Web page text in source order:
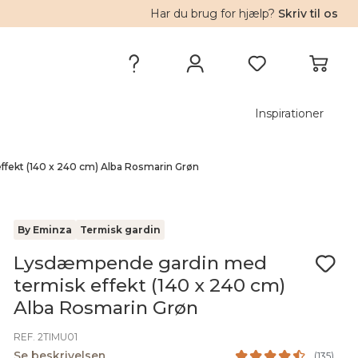
Har du brug for hjælp? Skriv til os
Inspirationer
(140 x 240 cm) Alba Rosmarin Grøn
By Eminza Termisk gardin
Lysdæmpende gardin med
termisk effekt (140 x 240 cm)
Alba Rosmarin Grøn
REF. 2TIMU01
(135)